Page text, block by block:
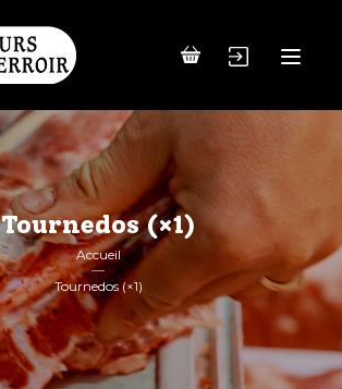
Tournedos (×1)
Accueil
Tournedos (×1)